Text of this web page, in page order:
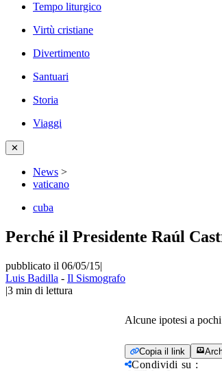
Tempo liturgico
Virtù cristiane
Divertimento
Santuari
Storia
Viaggi
✕
News >
vaticano
cuba
Perché il Presidente Raúl
pubblicato il 06/05/15|
Luis Badilla - Il Sismografo
|3 min di lettura
Alcune ipotesi a
Copia il link
Condividi su :